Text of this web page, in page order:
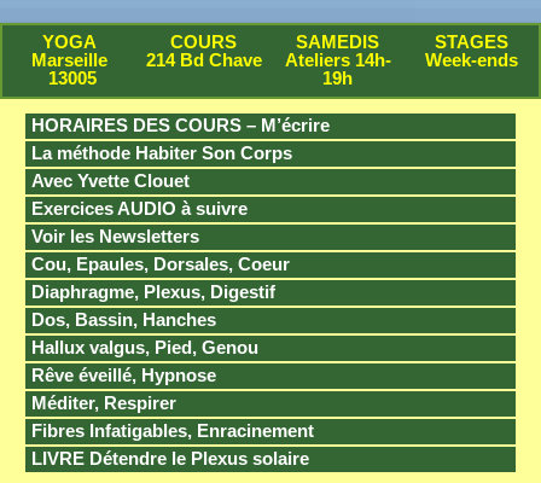
YOGA
Marseille
13005
COURS
214 Bd Chave
SAMEDIS
Ateliers 14h-
19h
STAGES
Week-ends
HORAIRES DES COURS – M’écrire
La méthode Habiter Son Corps
Avec Yvette Clouet
Exercices AUDIO à suivre
Voir les Newsletters
Cou, Epaules, Dorsales, Coeur
Diaphragme, Plexus, Digestif
Dos, Bassin, Hanches
Hallux valgus, Pied, Genou
Rêve éveillé, Hypnose
Méditer, Respirer
Fibres Infatigables, Enracinement
LIVRE Détendre le Plexus solaire